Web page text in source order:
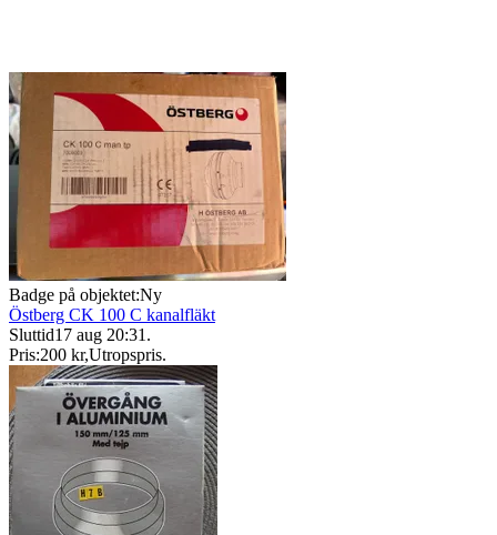
Badge på objektet:Ny
Östberg CK 100 C kanalfläkt
Sluttid17 aug 20:31 .
Pris:200 kr,Utropspris.